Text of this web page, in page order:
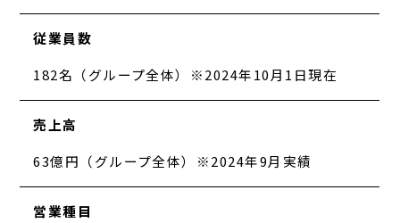
従業員数
182名（グループ全体）※2024年10月1日現在
売上高
63億円（グループ全体）※2024年9月実績
営業種目